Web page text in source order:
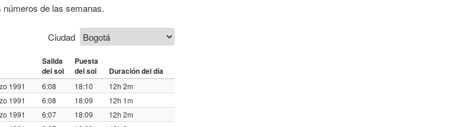
de las semanas.
Ciudad
Salida
del sol
Puesta
del sol
Duración del día
1991 6:08 18:10
12h 2m
1991
6:08 18:09
12h 1m
1991
6:07 18:09
12h 2m